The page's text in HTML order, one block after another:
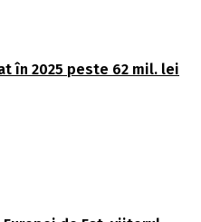
în 2025 peste 62 mil. lei